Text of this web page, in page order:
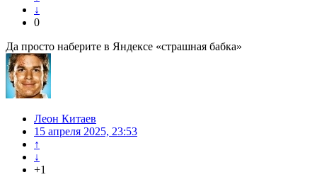
↓
0
Да просто наберите в Яндексе «страшная бабка»
Леон Китаев
15 апреля 2025, 23:53
↑
↓
+1